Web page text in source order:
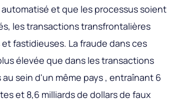
et que les processus soient
les transactions transfrontalières
fastidieuses. La fraude dans ces
élevée que dans les transactions
sein d'un même pays , entraînant 6
et 8,6 milliards de dollars de faux